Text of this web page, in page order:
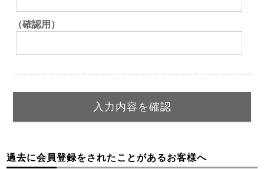
（確認用）
過去に会員登録をされたことがあるお客様へ